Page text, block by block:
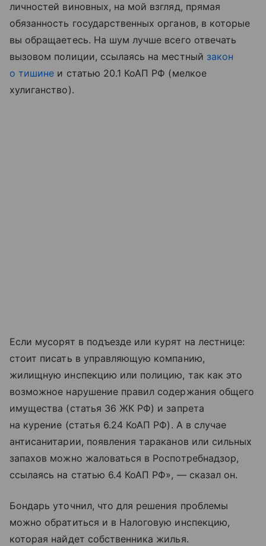
личностей виновных, на мой взгляд, прямая
обязанность государственных органов, в которые
вы обращаетесь. На шум лучше всего отвечать
вызовом полиции, ссылаясь на местный закон
о тишине и статью 20.1 КоАП РФ (мелкое
хулиганство).
Если мусорят в подъезде или курят на лестнице:
стоит писать в управляющую компанию,
жилищную инспекцию или полицию, так как это
возможное нарушение правил содержания общего
имущества (статья 36 ЖК РФ) и запрета
на курение (статья 6.24 КоАП РФ). А в случае
антисанитарии, появления тараканов или сильных
запахов можно жаловаться в Роспотребнадзор,
ссылаясь на статью 6.4 КоАП РФ», — сказал он.
Бондарь уточнил, что для решения проблемы
можно обратиться и в Налоговую инспекцию,
которая найдет собственника жилья.